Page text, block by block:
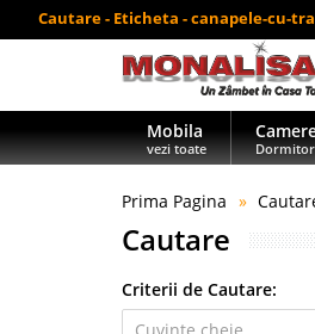
Cautare - Eticheta - canapele-cu-
Mobila
vezi toate Dormitor
Prima Pagina
Cautare
Criterii de Cautare: